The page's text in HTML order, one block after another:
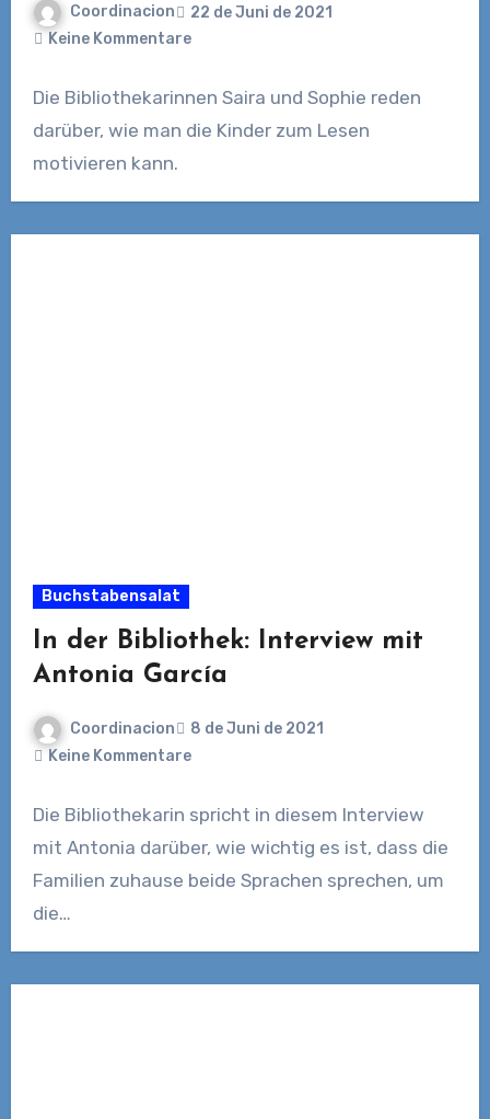
Coordinacion
22 de Juni de 2021
Keine Kommentare
Die Bibliothekarinnen Saira und Sophie reden
darüber, wie man die Kinder zum Lesen
motivieren kann.
Buchstabensalat
In der Bibliothek: Interview mit
Antonia García
Coordinacion
8 de Juni de 2021
Keine Kommentare
Die Bibliothekarin spricht in diesem Interview
mit Antonia darüber, wie wichtig es ist, dass die
Familien zuhause beide Sprachen sprechen, um
die…